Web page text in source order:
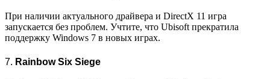
При наличии актуального драйвера и DirectX 11 игра
запускается без проблем. Учтите, что Ubisoft прекратила
поддержку Windows 7 в новых играх.
7. Rainbow Six Siege